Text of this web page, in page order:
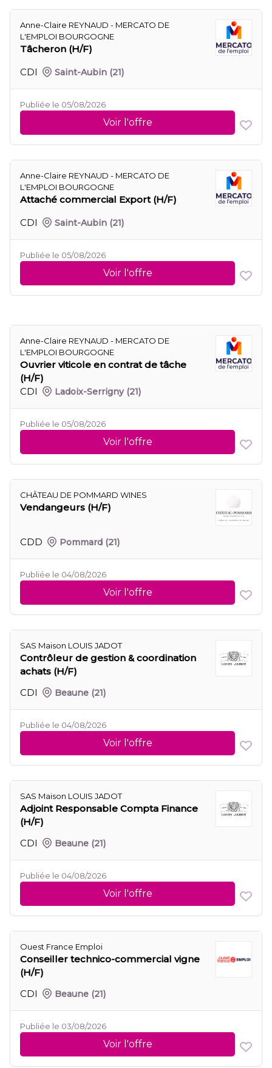
Anne-Claire REYNAUD - MERCATO DE
L'EMPLOI BOURGOGNE
Tâcheron (H/F)
CDI
Saint-Aubin (21)
Publiée le 05/08/2026
Voir l'offre
Anne-Claire REYNAUD - MERCATO DE
L'EMPLOI BOURGOGNE
Attaché commercial Export (H/F)
CDI
Saint-Aubin (21)
Publiée le 05/08/2026
Voir l'offre
Anne-Claire REYNAUD - MERCATO DE
L'EMPLOI BOURGOGNE
Ouvrier viticole en contrat de tâche
(H/F)
CDI
Ladoix-Serrigny (21)
Publiée le 05/08/2026
Voir l'offre
CHÂTEAU DE POMMARD WINES
Vendangeurs (H/F)
CDD Pommard (21)
Publiée le 04/08/2026
Voir l'offre
SAS Maison LOUIS JADOT
Contrôleur de gestion & coordination
achats (H/F)
CDI
Beaune (21)
Publiée le 04/08/2026
Voir l'offre
SAS Maison LOUIS JADOT
Adjoint Responsable Compta Finance
(H/F)
CDI
Beaune (21)
Publiée le 04/08/2026
Voir l'offre
Ouest France Emploi
Conseiller technico-commercial vigne
(H/F)
CDI
Beaune (21)
Publiée le 03/08/2026
Voir l'offre